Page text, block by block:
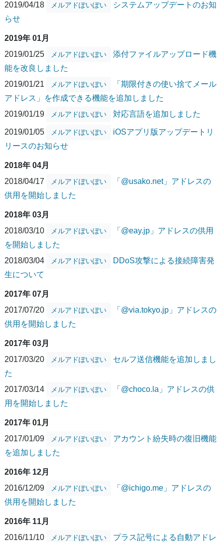
2019/04/18 メルアドぽいぽい
システムアップデートのお知
らせ
2019年 01月
2019/01/25
メルアドぽいぽい
添付ファイルアップロード機
能を改良しました
2019/01/21
メルアドぽいぽい
「期限付きの使い捨てメール
アドレス」を作成できる機能を追加しました
2019/01/19
メルアドぽいぽい 対応言語を追加しました
2019/01/05 メルアドぽいぽい
iOSアプリ版アップデートリ
リースのお知らせ
2018年 04月
2018/04/17
メルアドぽいぽい
「@usako.net」アドレスの
供用を開始しました
2018年 03月
2018/03/10
メルアドぽいぽい
「@eay.jp」アドレスの供用
を開始しました
2018/03/04
メルアドぽいぽい
DDoS攻撃による接続障害発
生について
2017年 07月
2017/07/20
メルアドぽいぽい
「@via.tokyo.jp」アドレスの
供用を開始しました
2017年 03月
2017/03/20
メルアドぽいぽい
セルフ送信機能を追加しまし
た
2017/03/14
メルアドぽいぽい
「@choco.la」アドレスの供
用を開始しました
2017年 01月
2017/01/09
メルアドぽいぽい
アカウント紛失時の復旧機能
を追加しました
2016年 12月
2016/12/09
メルアドぽいぽい
「@ichigo.me」アドレスの
供用を開始しました
2016年 11月
2016/11/10
メルアドぽいぽい
プラス記号による自動アドレ